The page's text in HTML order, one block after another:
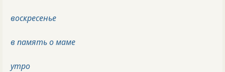
воскресенье
в память о маме
утро